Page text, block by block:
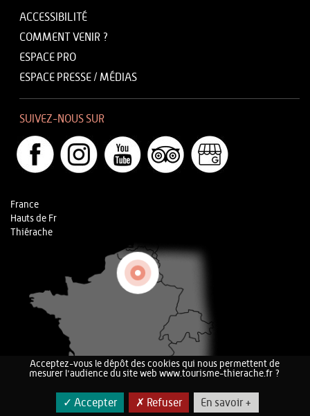
ACCESSIBILITÉ
COMMENT VENIR ?
ESPACE PRO
ESPACE PRESSE / MÉDIAS
SUIVEZ-NOUS SUR
France
Hauts de Fr
Thiérache
Acceptez-vous le dépôt des cookies qui nous permettent de
mesurer l'audience du site web www.tourisme-thierache.fr ?
✓ Accepter ✗ Refuser En savoir +